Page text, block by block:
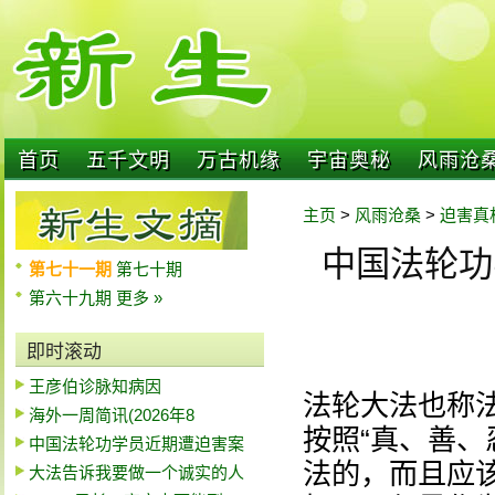
首页 五千文明 万古机缘 宇宙奥秘 风雨沧
第七十一期 第七十期
第六十九期 更多 »
即时滚动
王彦伯诊脉知病因
海外一周简讯(2026年8
中国法轮功学员近期遭迫害案
大法告诉我要做一个诚实的人
主页 > 风雨沧桑 > 迫害真
中国法轮
法轮大法也称
按照“真、善
法的，而且应